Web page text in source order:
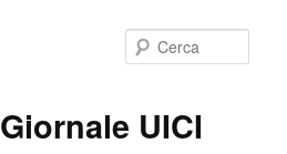
Giornale UICI